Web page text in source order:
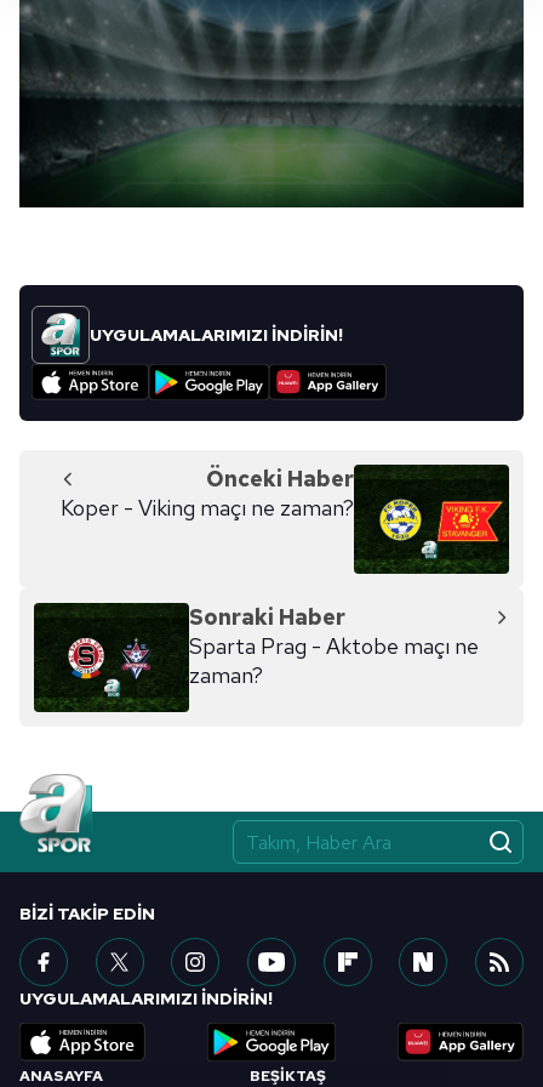
takdirde, kullanıcılara hedefli reklamlar
gösterilmeyecektir."
Sizlere daha iyi bir hizmet sunabilmek için İnternet
Sitemizde kendimize ve üçüncü kişilere ait çerezler
kullanılmaktadır. Bu çerezler vasıtasıyla çeşitli kişisel
verileriniz işlenmekte olup gerekli olan çerezler bilgi
kılınması ve kişiselleştirilmesi ve sizlere yönelik
reklam/pazarlama faaliyetlerinin yapılması, amaçlarıyla
sınırlı olarak açık rızanız dahilinde kullanılacaktır.
Çerezlere ilişkin tercihlerinizi aşağıda yer alan panel
vasıtasıyla belirleyebilirsiniz. Çerezlere ilişkin detaylı bilgi
Metnimizi
ziyaret edebilirsiniz.
6698 sayılı Kişisel Verilerin Korunması Kanunu uyarınca
hazırlanmış Aydınlatma Metnimizi okumak ve sitemizde
ilgili mevzuata uygun olarak kullanılan çerezlerle ilgili bilgi
almak için lütfen
tıklayınız.
UYGULAMALARIMIZI İNDİRİN!
Önceki Haber
Koper - Viking maçı ne zaman?
Sonraki Haber
Sparta Prag - Aktobe maçı ne
zaman?
ANASAYFA BEŞİKTAŞ
BIZI TAKIP EDIN
UYGULAMALARIMIZI İNDİRİN!